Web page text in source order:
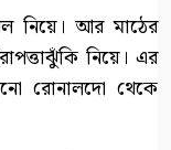
নিয়ে। আর মাঠের
নিয়ে। এর
রোনালদো থেকে